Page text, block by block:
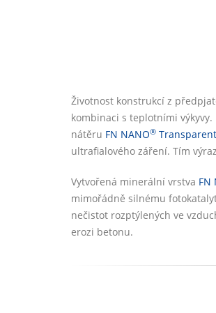
Životnost konstrukcí z
kombinaci s teplotními
nátěru FN NANO® Transparent
ultrafialového záření. Tím
Vytvořená minerální vrstva FN
mimořádně silnému
nečistot rozptýlených ve
erozi betonu.